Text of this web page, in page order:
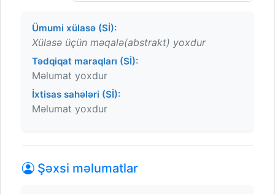
Ümumi xülasə (Sİ):
Xülasə üçün məqalə(abstrakt) yoxdur
Tədqiqat maraqları (Sİ):
Məlumat yoxdur
İxtisas sahələri (Sİ):
Məlumat yoxdur
Şəxsi məlumatlar